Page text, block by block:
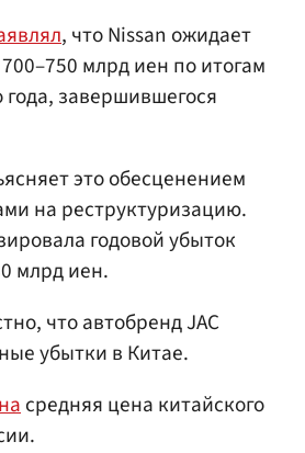
, что Nissan ожидает
млрд иен по итогам
завершившегося
это обесценением
на реструктуризацию.
годовой убыток
млрд иен.
что автобренд JAC
убытки в Китае.
средняя цена китайского